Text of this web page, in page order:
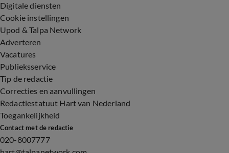
Digitale diensten
Cookie instellingen
Upod & Talpa Network
Adverteren
Vacatures
Publieksservice
Tip de redactie
Correcties en aanvullingen
Redactiestatuut Hart van Nederland
Toegankelijkheid
Contact met de redactie
020-8007777